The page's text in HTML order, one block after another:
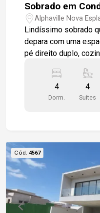
Sobrado em
Alphaville Nova
Lindíssimo sobrado
depara com uma
pé direito duplo,
serviço e depósito.
condicionado e com banheiro, e piso vinílico
Durafloor instalado.
andar superior voê
sendo a principal
quartos com ar
Durafloor e o
Nas áreas molhadas,
piso em porcelanato
4
Dorm.
4
Suítes
Cód. 4567